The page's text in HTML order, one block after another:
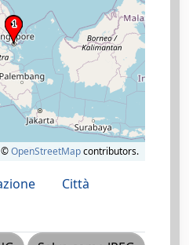
©OpenStreetMapcontributors.
Città